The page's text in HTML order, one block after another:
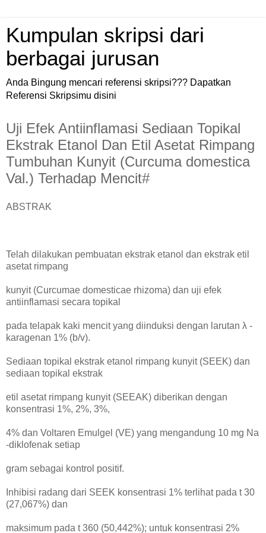
Kumpulan skripsi dari
berbagai jurusan
Anda Bingung mencari referensi skripsi??? Dapatkan
Referensi Skripsimu disini
Uji Efek Antiinflamasi Sediaan Topikal
Ekstrak Etanol Dan Etil Asetat Rimpang
Tumbuhan Kunyit (Curcuma domestica
Val.) Terhadap Mencit#
ABSTRAK
Telah dilakukan pembuatan ekstrak etanol dan ekstrak etil
asetat rimpang
kunyit (Curcumae domesticae rhizoma) dan uji efek
antiinflamasi secara topikal
pada telapak kaki mencit yang diinduksi dengan larutan λ -
karagenan 1% (b/v).
Sediaan topikal ekstrak etanol rimpang kunyit (SEEK) dan
sediaan topikal ekstrak
etil asetat rimpang kunyit (SEEAK) diberikan dengan
konsentrasi 1%, 2%, 3%,
4% dan Voltaren Emulgel (VE) yang mengandung 10 mg Na
-diklofenak setiap
gram sebagai kontrol positif.
Inhibisi radang dari SEEK konsentrasi 1% terlihat pada t 30
(27,067%) dan
maksimum pada t 360 (50,442%); untuk konsentrasi 2%